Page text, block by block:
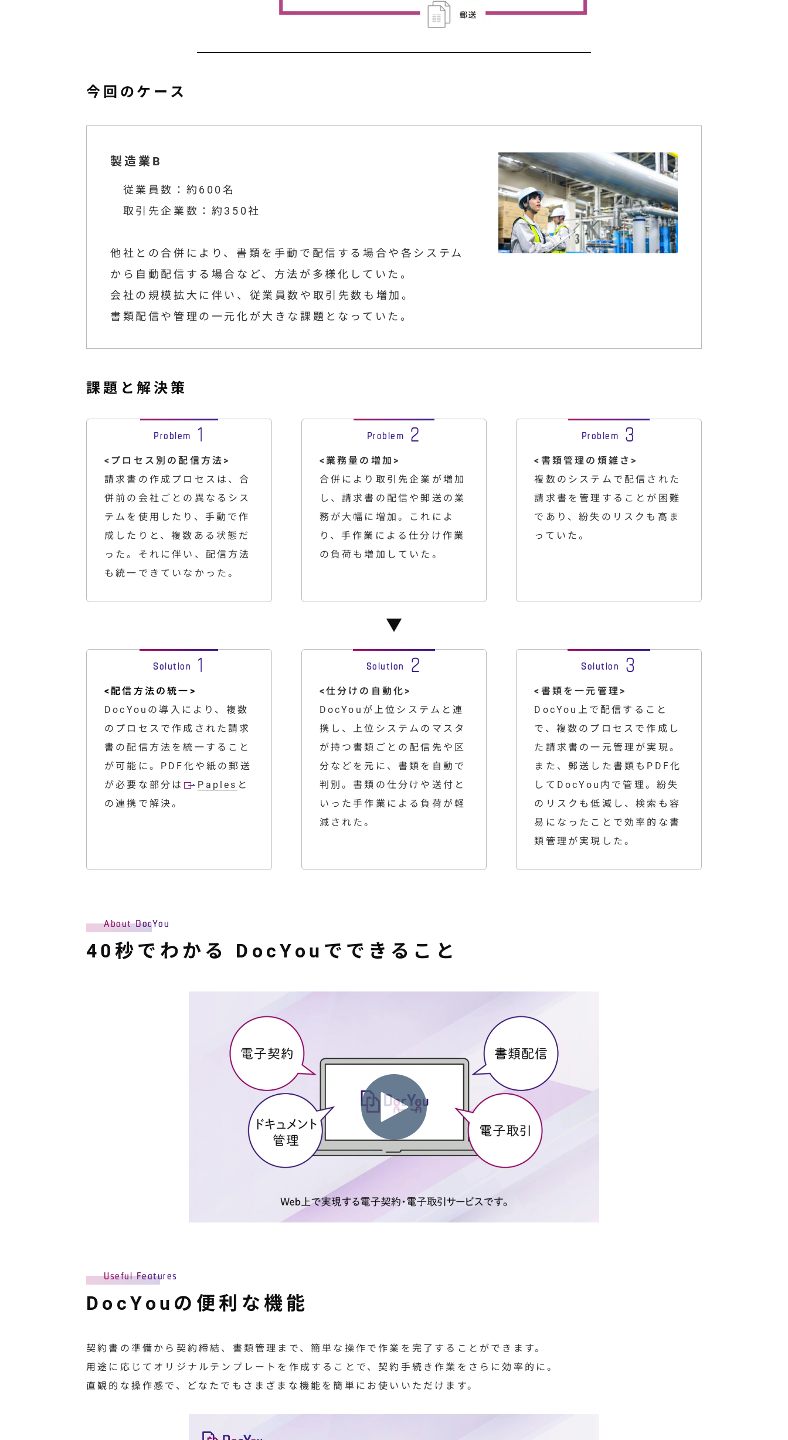
今回のケース
製造業B
従業員数：約600名
取引先企業数：約350社
他社との合併により、書類を手動で配信する場合や各システム
から自動配信する場合など、方法が多様化していた。
会社の規模拡大に伴い、従業員数や取引先数も増加。
書類配信や管理の一元化が大きな課題となっていた。
課題と解決策
<プロセス別の配信方法>
請求書の作成プロセスは、合
併前の会社ごとの異なるシス
テムを使用したり、手動で作
成したりと、複数ある状態だ
った。それに伴い、配信方法
も統一できていなかった。
<業務量の増加>
合併により取引先企業が増加
し、請求書の配信や郵送の業
務が大幅に増加。これによ
り、手作業による仕分け作業
の負荷も増加していた。
<書類管理の煩雑さ>
複数のシステムで配信された
請求書を管理することが困難
であり、紛失のリスクも高ま
っていた。
▼
<配信方法の統一>
DocYouの導入により、複数
のプロセスで作成された請求
書の配信方法を統一すること
が可能に。PDF化や紙の郵送
が必要な部分は
Paples と
の連携で解決。
<仕分けの自動化>
DocYouが上位システムと連
携し、上位システムのマスタ
が持つ書類ごとの配信先や区
分などを元に、書類を自動で
判別。書類の仕分けや送付と
いった手作業による負荷が軽
減された。
<書類を一元管理>
DocYou上で配信すること
で、複数のプロセスで作成し
た請求書の一元管理が実現。
また、郵送した書類もPDF化
してDocYou内で管理。紛失
のリスクも低減し、検索も容
易になったことで効率的な書
類管理が実現した。
About DocYou
40秒でわかる DocYouでできること
Useful Features
DocYouの便利な機能
契約書の準備から契約締結、書類管理まで、簡単な操作で作業を完了することができます。
用途に応じてオリジナルテンプレートを作成することで、契約手続き作業をさらに効率的に。
直観的な操作感で、どなたでもさまざまな機能を簡単にお使いいただけます。